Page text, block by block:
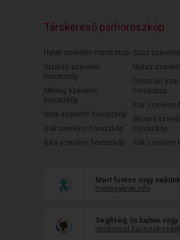
Társkereső párhoroszkóp
Halak szerelmi horoszkóp
Vízöntő szerelmi
horoszkóp
Mérleg szerelmi
horoszkóp
Ikrek szerelmi horoszkóp
Bak szerelmi horoszkóp
Bika szerelmi horoszkóp
Szűz
Nyilas
Oroszlán
horoszkóp
Kos szerelmi
Skorpió
horoszkóp
Rák szerelmi
Mert fontos vagy nekünk
mehnyakrak.info
Segítség, ha bajban vagy
randivonal.hu/a-nok-